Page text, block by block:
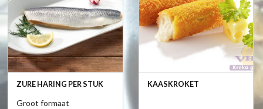
ZURE HARING PER STUK
Groot formaat
KAASKROKET